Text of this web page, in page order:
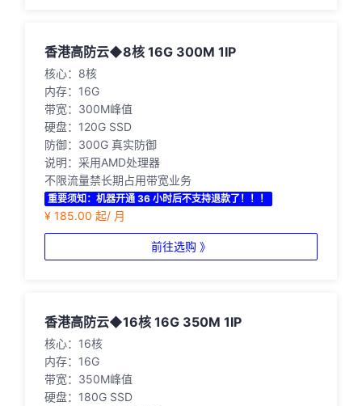
香港高防云◆8核 16G 300M 1IP
核心：8核
内存：16G
带宽：300M峰值
硬盘：120G SSD
防御：300G 真实防御
说明：采用AMD处理器
不限流量禁长期占用带宽业务
重要须知：机器开通 36 小时后不支持退款了！！！
¥ 185.00 起/ 月
前往选购 》
香港高防云◆16核 16G 350M 1IP
核心：16核
内存：16G
带宽：350M峰值
硬盘：180G SSD